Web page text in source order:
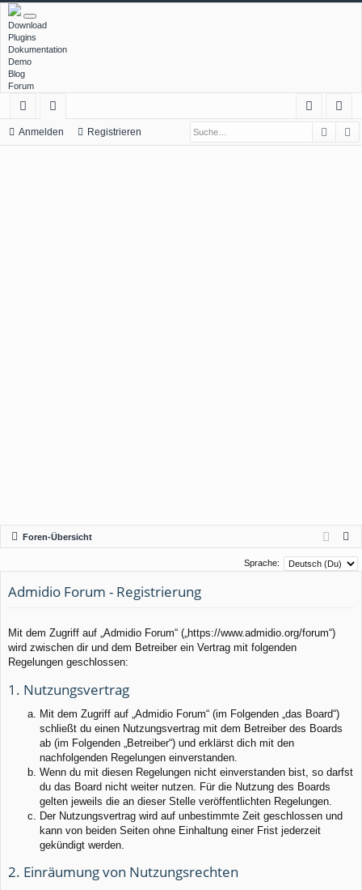
Download
Plugins
Dokumentation
Demo
Blog
Forum
ch
or
Anmelden Registrieren
Foren-Übersicht
c
Sprache:
Admidio Forum - Registrierung
Mit dem Zugriff auf „Admidio Forum“ („https://www.admidio.org/forum“)
wird zwischen dir und dem Betreiber ein Vertrag mit folgenden
Regelungen geschlossen:
1. Nutzungsvertrag
Mit dem Zugriff auf „Admidio Forum“ (im Folgenden „das Board“)
schließt du einen Nutzungsvertrag mit dem Betreiber des Boards
ab (im Folgenden „Betreiber“) und erklärst dich mit den
nachfolgenden Regelungen einverstanden.
Wenn du mit diesen Regelungen nicht einverstanden bist, so darfst
du das Board nicht weiter nutzen. Für die Nutzung des Boards
gelten jeweils die an dieser Stelle veröffentlichten Regelungen.
Der Nutzungsvertrag wird auf unbestimmte Zeit geschlossen und
kann von beiden Seiten ohne Einhaltung einer Frist jederzeit
gekündigt werden.
2. Einräumung von Nutzungsrechten